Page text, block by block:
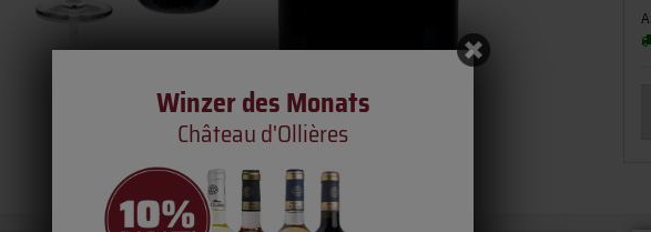
Winzer des Monats
Château d'Ollières